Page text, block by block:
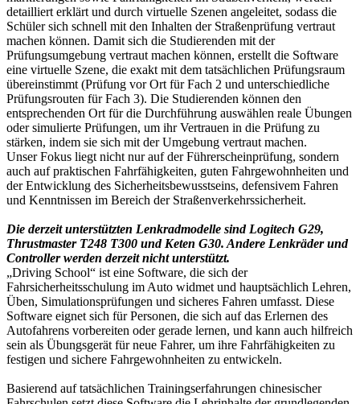
detailliert erklärt und durch virtuelle Szenen angeleitet, sodass die
Schüler sich schnell mit den Inhalten der Straßenprüfung vertraut
machen können. Damit sich die Studierenden mit der
Prüfungsumgebung vertraut machen können, erstellt die Software
eine virtuelle Szene, die exakt mit dem tatsächlichen Prüfungsraum
übereinstimmt (Prüfung vor Ort für Fach 2 und unterschiedliche
Prüfungsrouten für Fach 3). Die Studierenden können den
entsprechenden Ort für die Durchführung auswählen reale Übungen
oder simulierte Prüfungen, um ihr Vertrauen in die Prüfung zu
stärken, indem sie sich mit der Umgebung vertraut machen.
Unser Fokus liegt nicht nur auf der Führerscheinprüfung, sondern
auch auf praktischen Fahrfähigkeiten, guten Fahrgewohnheiten und
der Entwicklung des Sicherheitsbewusstseins, defensivem Fahren
und Kenntnissen im Bereich der Straßenverkehrssicherheit.
Die derzeit unterstützten Lenkradmodelle sind Logitech G29,
Thrustmaster T248 T300 und Keten G30. Andere Lenkräder und
Controller werden derzeit nicht unterstützt.
„Driving School“ ist eine Software, die sich der
Fahrsicherheitsschulung im Auto widmet und hauptsächlich Lehren,
Üben, Simulationsprüfungen und sicheres Fahren umfasst. Diese
Software eignet sich für Personen, die sich auf das Erlernen des
Autofahrens vorbereiten oder gerade lernen, und kann auch hilfreich
sein als Übungsgerät für neue Fahrer, um ihre Fahrfähigkeiten zu
festigen und sichere Fahrgewohnheiten zu entwickeln.
Basierend auf tatsächlichen Trainingserfahrungen chinesischer